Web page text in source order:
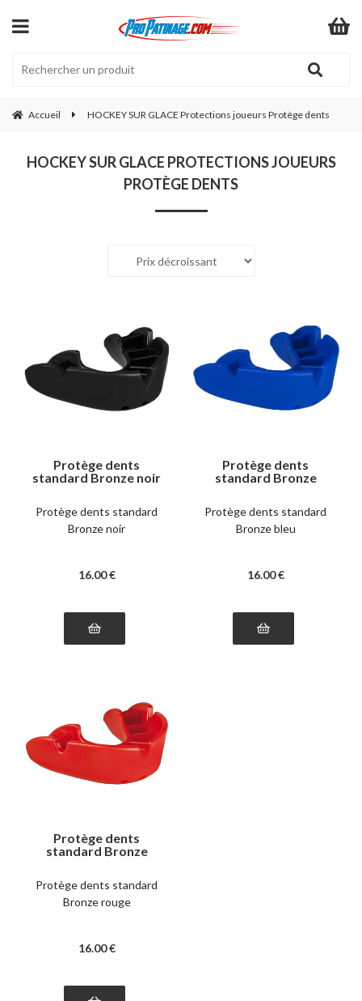
Accueil HOCKEY SUR GLACE Protections joueurs Protège dents
HOCKEY SUR GLACE PROTECTIONS JOUEURS
PROTÈGE DENTS
Protège dents
standard Bronze noir
Protège dents standard
Bronze noir
16.00 €
Protège dents
standard Bronze
Protège dents standard
Bronze bleu
16.00 €
Protège dents
standard Bronze
Protège dents standard
Bronze rouge
16.00 €